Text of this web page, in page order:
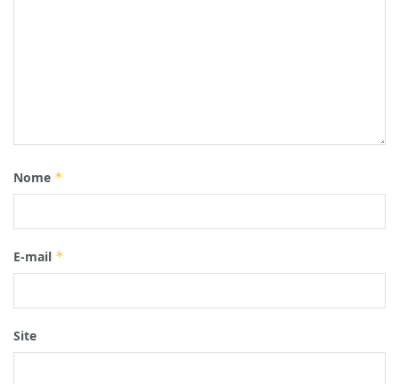
Nome *
E-mail *
Site